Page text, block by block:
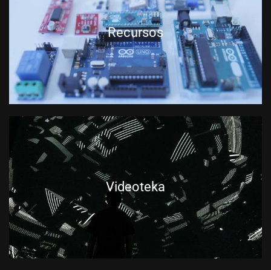
Recursos
Videoteka